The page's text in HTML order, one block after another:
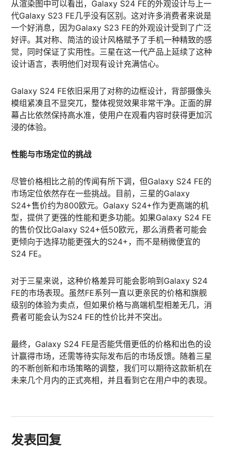
从渲染图中可以看出，Galaxy S24 FE的外观设计与上一
代Galaxy S23 FE几乎没有区别。这对许多消费者来说是
一个好消息，因为Galaxy S23 FE的外观设计受到了广泛
好评。其对称、简洁的设计风格赋予了手机一种精致的感
觉，同时保证了实用性。三星在这一代产品上延续了这种
设计语言，表明他们对现有设计充满信心。
Galaxy S24 FE依旧采用了对称的边框设计，背部摄像头
模组紧凑且不显突兀，整体视觉效果非常干净。正面的屏
幕占比依然保持高水准，使用户在观看内容时获得更加沉
浸的体验。
性能与市场定位的挑战
尽管价格相比之前的传闻有所下调，但Galaxy S24 FE的
市场定位依然存在一些挑战。目前，三星的Galaxy
S24+售价约为800欧元。Galaxy S24+作为更高端的机
型，提供了更强的性能和更多功能。如果Galaxy S24 FE
的售价仅比Galaxy S24+低50欧元，那么消费者可能会
更倾向于选择功能更强大的S24+，而不是稍微便宜的
S24 FE。
对于三星来说，这种价格差异可能会影响到Galaxy S24
FE的市场表现。虽然FE系列一直以更亲民的价格和旗舰
级别的体验为卖点，但如果价格与高端机型相差无几，消
费者可能会认为S24 FE的性价比并不突出。
最终，Galaxy S24 FE是否能凭借更低的价格和出色的设
计赢得市场，还需等待实际发布后的市场反馈。随着三星
的不断创新和市场策略的调整，我们可以期待这款新机在
未来几个月内的正式亮相，并且看到它在用户中的表现。
发表回复